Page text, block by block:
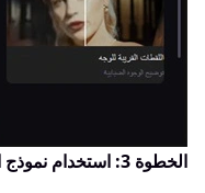
الخطوة 3: استخدام نموذج الذاء الاصطناعي المناسب